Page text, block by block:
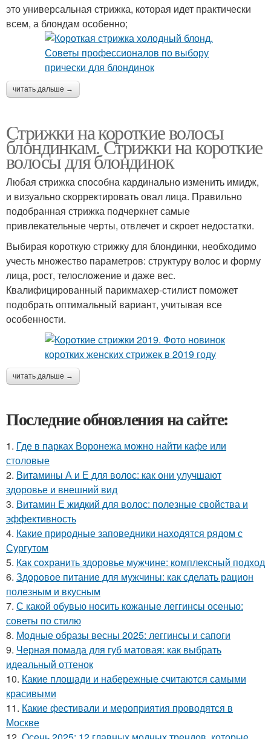
это универсальная стрижка, которая идет практически
всем, а блондам особенно;
читать дальше →
Стрижки на короткие волосы
блондинкам. Стрижки на короткие
волосы для блондинок
Любая стрижка способна кардинально изменить имидж,
и визуально скорректировать овал лица. Правильно
подобранная стрижка подчеркнет самые
привлекательные черты, отвлечет и скроет недостатки.
Выбирая короткую стрижку для блондинки, необходимо
учесть множество параметров: структуру волос и форму
лица, рост, телосложение и даже вес.
Квалифицированный парикмахер-стилист поможет
подобрать оптимальный вариант, учитывая все
особенности.
читать дальше →
Последние обновления на сайте:
1. Где в парках Воронежа можно найти кафе или
столовые
2. Витамины А и Е для волос: как они улучшают
здоровье и внешний вид
3. Витамин Е жидкий для волос: полезные свойства и
эффективность
4. Какие природные заповедники находятся рядом с
Сургутом
5. Как сохранить здоровье мужчине: комплексный подход
6. Здоровое питание для мужчины: как сделать рацион
полезным и вкусным
7. С какой обувью носить кожаные леггинсы осенью:
советы по стилю
8. Модные образы весны 2025: леггинсы и сапоги
9. Черная помада для губ матовая: как выбрать
идеальный оттенок
10. Какие площади и набережные считаются самыми
красивыми
11. Какие фестивали и мероприятия проводятся в
Москве